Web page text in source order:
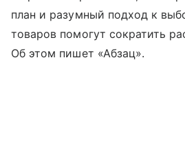
план и разумный подход к
товаров помогут сократить
Об этом пишет «Абзац».